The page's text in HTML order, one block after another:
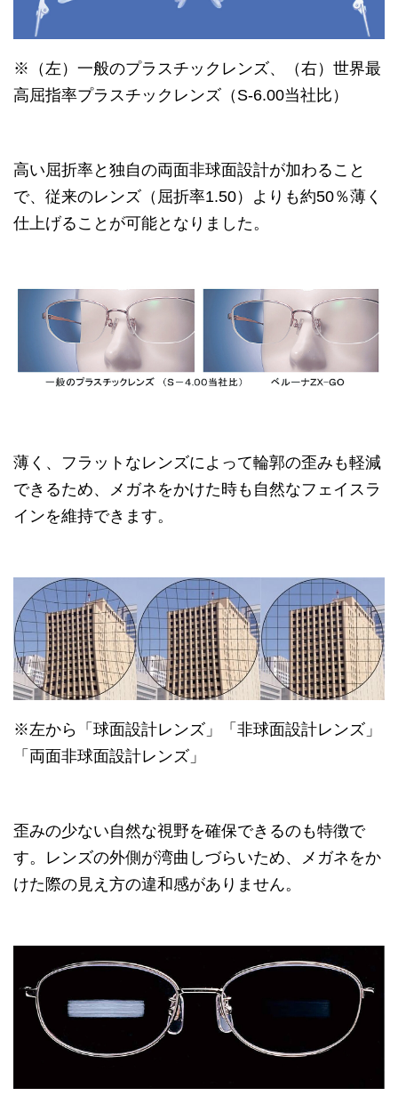
※（左）一般のプラスチックレンズ、（右）世界最
高屈指率プラスチックレンズ（S‐6.00当社比）
高い屈折率と独自の両面非球面設計が加わること
で、従来のレンズ（屈折率1.50）よりも約50％薄く
仕上げることが可能となりました。
薄く、フラットなレンズによって輪郭の歪みも軽減
できるため、メガネをかけた時も自然なフェイスラ
インを維持できます。
※左から「球面設計レンズ」「非球面設計レンズ」
「両面非球面設計レンズ」
歪みの少ない自然な視野を確保できるのも特徴で
す。レンズの外側が湾曲しづらいため、メガネをか
けた際の見え方の違和感がありません。